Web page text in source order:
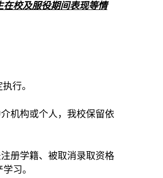
校及服役期间表现等情
行。
机构或个人，我校保留依
册学籍、被取消录取资格
习。